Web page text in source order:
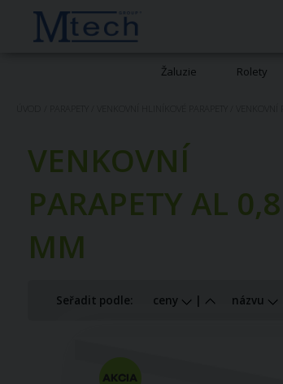
Žaluzie Rolety
VENKOVNÍ
PARAPETY AL 0,8
MM
Seřadit podle: ceny názvu